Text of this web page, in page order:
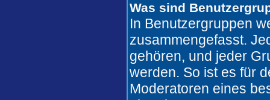
Was sind
In Benutzergruppen
zusammengefasst.
gehören, und jeder
werden. So ist es für
Moderatoren eines